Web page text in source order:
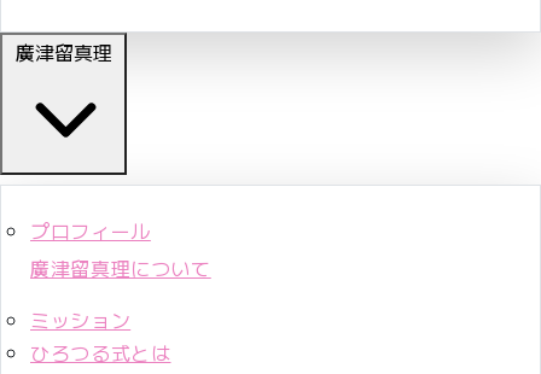
廣津留真理
プロフィール
廣津留真理について
ミッション
ひろつる式とは